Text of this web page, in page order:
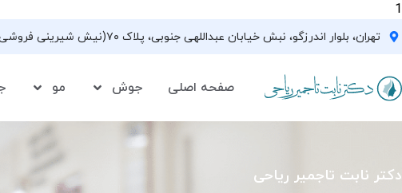
1
تهران، بلوار اندرزگو، نبش خیابان عبداللهی جنوبی، پلاک ۷۰(نیش شیرینی فروشی نیشکر)، واحد ۳۳ ، طبقه ۵
صفحه اصلی جوش مو
دکتر نابت تاجمیر ریاحی